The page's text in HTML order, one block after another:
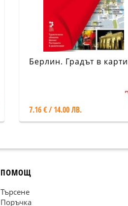
Берлин. Градът в карти
7.16 € / 14.00 ЛВ.
ПОМОЩ
Търсене
Поръчка